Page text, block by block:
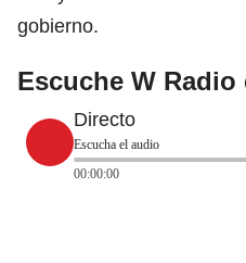
gobierno.
Escuche W Radio
Directo
Escucha el audio
00:00:00